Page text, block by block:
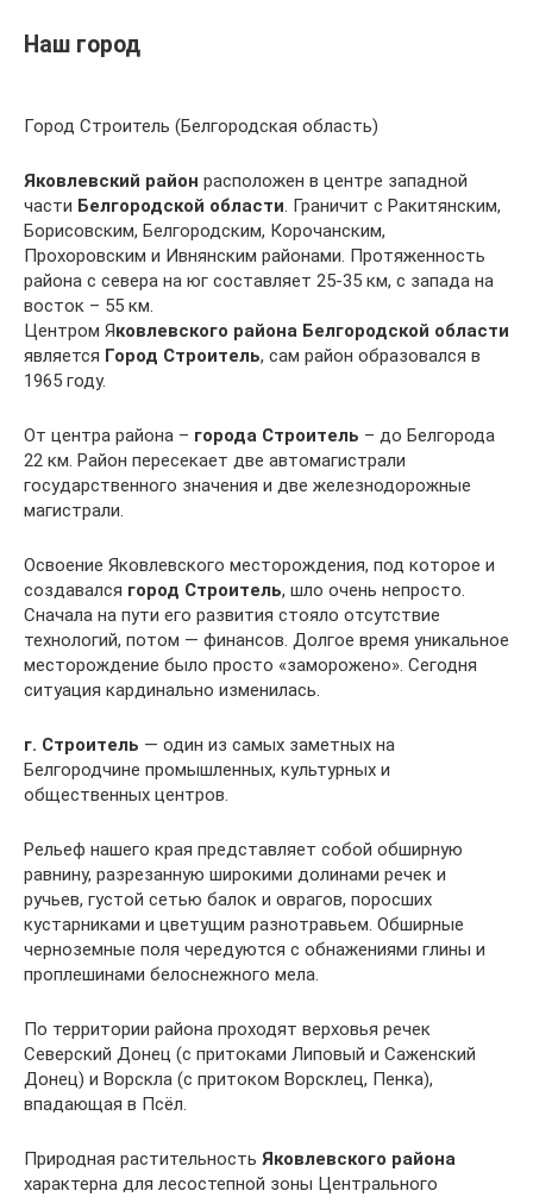
Наш город
Город Строитель (Белгородская область)
Яковлевский район расположен в центре западной
части Белгородской области. Граничит с Ракитянским,
Борисовским, Белгородским, Корочанским,
Прохоровским и Ивнянским районами. Протяженность
района с севера на юг составляет 25-35 км, с запада на
восток – 55 км.
Центром Яковлевского района Белгородской области
является Город Строитель, сам район образовался в
1965 году.
От центра района – города Строитель – до Белгорода
22 км. Район пересекает две автомагистрали
государственного значения и две железнодорожные
магистрали.
Освоение Яковлевского месторождения, под которое и
создавался город Строитель, шло очень непросто.
Сначала на пути его развития стояло отсутствие
технологий, потом — финансов. Долгое время уникальное
месторождение было просто «заморожено». Сегодня
ситуация кардинально изменилась.
г. Строитель — один из самых заметных на
Белгородчине промышленных, культурных и
общественных центров.
Рельеф нашего края представляет собой обширную
равнину, разрезанную широкими долинами речек и
ручьев, густой сетью балок и оврагов, поросших
кустарниками и цветущим разнотравьем. Обширные
черноземные поля чередуются с обнажениями глины и
проплешинами белоснежного мела.
По территории района проходят верховья речек
Северский Донец (с притоками Липовый и Саженский
Донец) и Ворскла (с притоком Ворсклец, Пенка),
впадающая в Псёл.
Природная растительность Яковлевского района
характерна для лесостепной зоны Центрального